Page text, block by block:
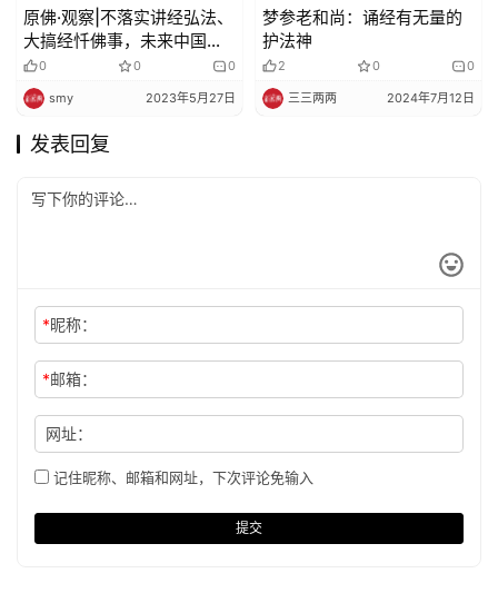
原佛·观察|不落实讲经弘法、
大搞经忏佛事，未来中国佛
教将难以为继
0 0 0
smy 2023年5月27日
梦参老和尚：诵经有无量的
护法神
2 0 0
三三两两 2024年7月12日
发表回复
*昵称：
*邮箱：
网址：
记住昵称、邮箱和网址，下次评论免输入
提交